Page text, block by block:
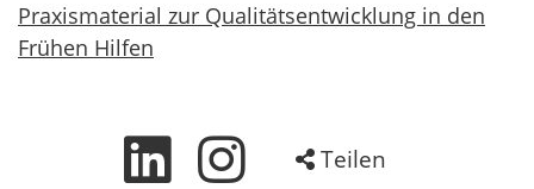
Praxismaterial zur Qualitätsentwicklung in den
Frühen Hilfen
Teilen